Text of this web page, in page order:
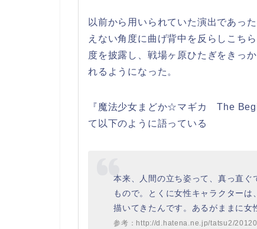
以前から用いられていた演出であっ
えない角度に曲げ背中を反らしこち
度を披露し、戦場ヶ原ひたぎをきっ
れるようになった。
『魔法少女まどか☆マギカ The
て以下のように語っている
本来、人間の立ち姿って、真っ直ぐ
もので。とくに女性キャラクター
描いてきたんです。あるがままに女
参考：http://d.hatena.ne.jp/tatsu2/